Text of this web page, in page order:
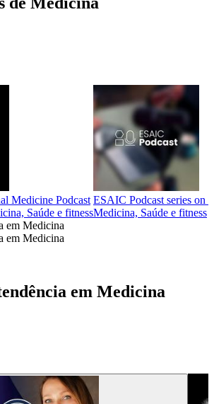
Medicine Podcast
Saúde e fitness
ESAIC Podcast series on
Medicina, Saúde e fitness
em Medicina
em Medicina
em Medicina